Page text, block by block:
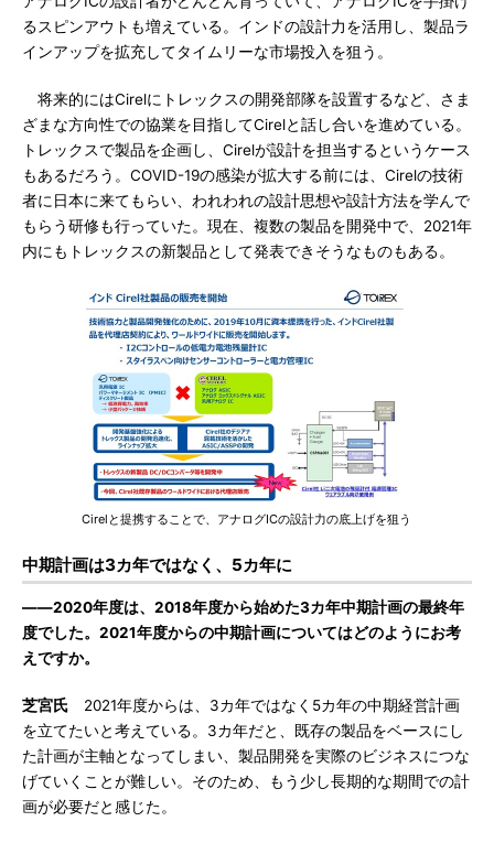
るスピンアウトも増えている。インドの設計力を活用し、製品ラ
インアップを拡充してタイムリーな市場投入を狙う。
将来的にはCirelにトレックスの開発部隊を設置するなど、さま
ざまな方向性での協業を目指してCirelと話し合いを進めている。
トレックスで製品を企画し、Cirelが設計を担当するというケース
もあるだろう。COVID-19の感染が拡大する前には、Cirelの技術
者に日本に来てもらい、われわれの設計思想や設計方法を学んで
もらう研修も行っていた。現在、複数の製品を開発中で、2021年
内にもトレックスの新製品として発表できそうなものもある。
Cirelと提携することで、アナログICの設計力の底上げを狙う
中期計画は3カ年ではなく、5カ年に
――2020年度は、2018年度から始めた3カ年中期計画の最終年
度でした。2021年度からの中期計画についてはどのようにお考
えですか。
芝宮氏 2021年度からは、3カ年ではなく5カ年の中期経営計画
を立てたいと考えている。3カ年だと、既存の製品をベースにし
た計画が主軸となってしまい、製品開発を実際のビジネスにつな
げていくことが難しい。そのため、もう少し長期的な期間での計
画が必要だと感じた。